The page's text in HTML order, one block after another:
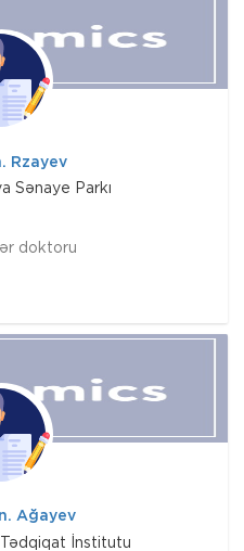
Rzayev
Sənaye Parkı
doktoru
Ağayev
İnstitutu